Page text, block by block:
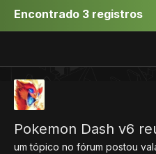
Encontrado 3 registros
Pokemon Dash v6
um tópico no fórum postou